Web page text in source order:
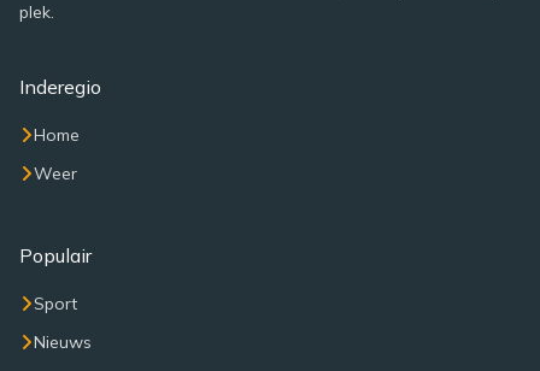
plek.
Inderegio
Home
Weer
Populair
Sport
Nieuws